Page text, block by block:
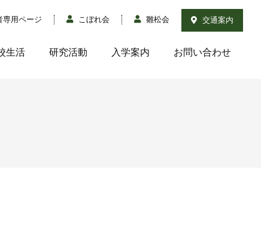
専用ページ こぼれ会 雛松会 交通案内
生活 研究活動 入学案内 お問い合わせ